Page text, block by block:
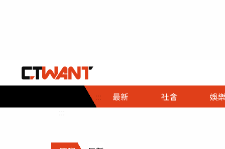
::: 最新 社會
社會首頁
時事
調查
娛樂
娛樂首頁
即時
財經首頁
熱線
政